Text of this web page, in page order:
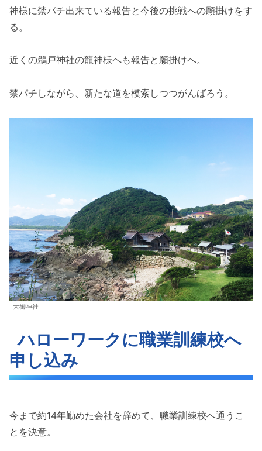
神様に禁パチ出来ている報告と今後の挑戦への願掛けをす
る。
近くの鵜戸神社の龍神様へも報告と願掛けへ。
禁パチしながら、新たな道を模索しつつがんばろう。
大御神社
ハローワークに職業訓練校へ
申し込み
今まで約14年勤めた会社を辞めて、職業訓練校へ通うこ
とを決意。